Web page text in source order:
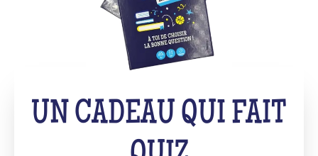
UN CADEAU QUI FAIT